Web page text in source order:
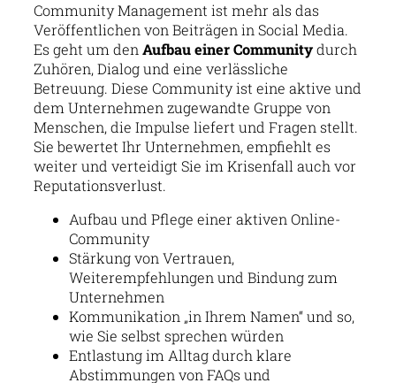
Community Management ist mehr als das
Veröffentlichen von Beiträgen in Social Media.
Es geht um den Aufbau einer Communitydurch
Zuhören, Dialog und eine verlässliche
Betreuung. Diese Community ist eine aktive und
dem Unternehmen zugewandte Gruppe von
Menschen, die Impulse liefert und Fragen stellt.
Sie bewertet Ihr Unternehmen, empfiehlt es
weiter und verteidigt Sie im Krisenfall auch vor
Reputationsverlust.
Aufbau und Pflege einer aktiven Online-
Community
Stärkung von Vertrauen,
Weiterempfehlungen und Bindung zum
Unternehmen
Kommunikation „in Ihrem Namen“ und so,
wie Sie selbst sprechen würden
Entlastung im Alltag durch klare
Abstimmungen von FAQs und